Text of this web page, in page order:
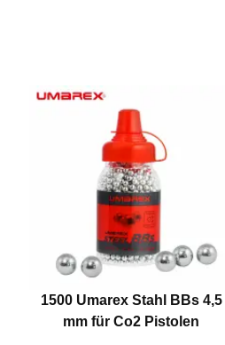
1500 Umarex Stahl BBs 4,5
mm für Co2 Pistolen